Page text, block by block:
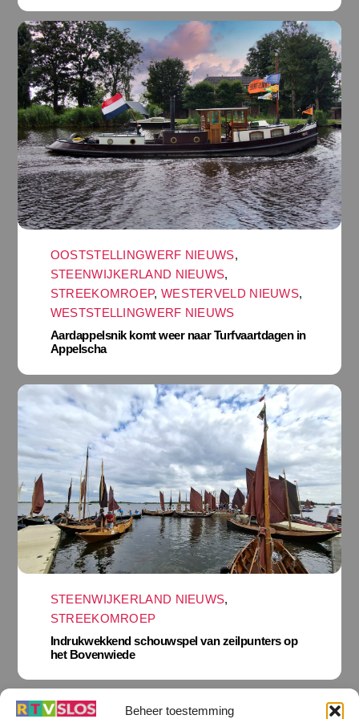
Beheer toestemming
OOSTSTELLINGWERF NIEUWS,
STEENWIJKERLAND NIEUWS,
STREEKOMROEP, WESTERVELD NIEUWS,
WESTSTELLINGWERF NIEUWS
Aardappelsnik komt weer naar Turfvaartdagen in
Appelscha
STEENWIJKERLAND NIEUWS,
STREEKOMROEP
Indrukwekkend schouwspel van zeilpunters op
het Bovenwiede